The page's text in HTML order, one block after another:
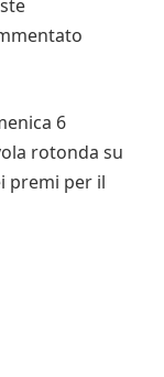
6
rotonda su
premi per il